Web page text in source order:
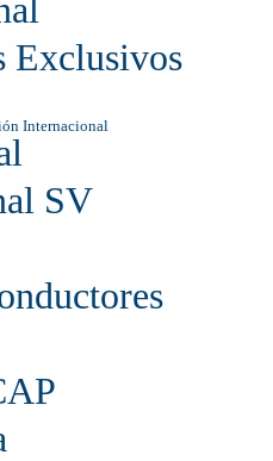
Internacional
Exclusivos
SV